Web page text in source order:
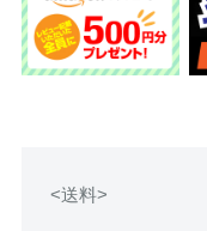
<送料>